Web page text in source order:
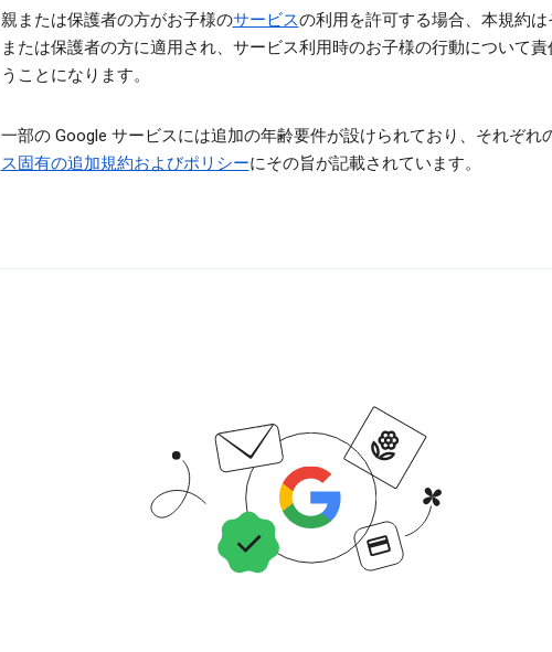
親または保護者の方がお子様のサービスの利用を許可する場合、本規約は
または保護者の方に適用され、サービス利用時のお子様の行動について責
うことになります。
一部の Google サービスには追加の年齢要件が設けられており、それぞれ
ス固有の追加規約およびポリシーにその旨が記載されています。